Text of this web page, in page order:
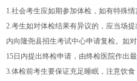
1.社会考生应如期参加体检，如有特殊情
2.考生如对体检结果有异议的，应当场
内向隆尧县招生考试中心申请复检。如
15日内提出终检申请，由终检医院作出最
3.体检前考生要保证充足睡眠，注意饮